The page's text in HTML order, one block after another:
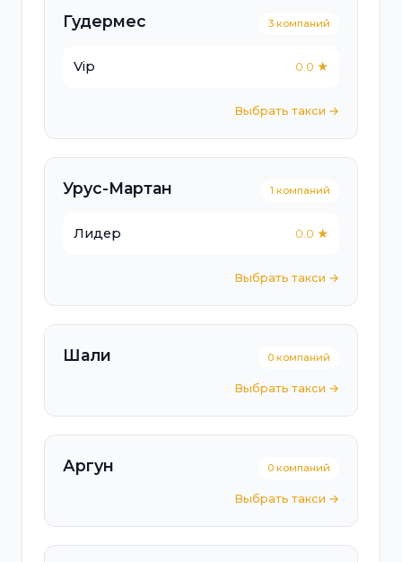
Гудермес 3 компаний
Vip 0.0 ★
Выбрать такси →
Урус-Мартан 1 компаний
Лидер 0.0 ★
Выбрать такси →
Шали 0 компаний
Выбрать такси →
Аргун 0 компаний
Выбрать такси →